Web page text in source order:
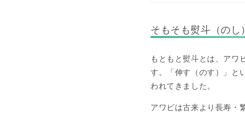
そもそも熨斗（のし
もともと熨斗とは、アワ
す。「伸す（のす）」と
われてきました。
アワビは古来より長寿・